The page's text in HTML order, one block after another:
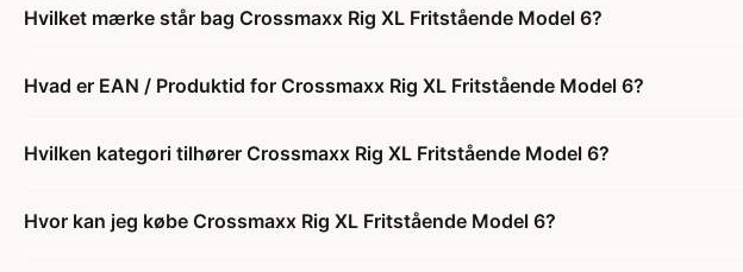
Hvilket mærke står bag Crossmaxx Rig XL Fritstående Model 6?
Hvad er EAN / Produktid for Crossmaxx Rig XL Fritstående Model 6?
Hvilken kategori tilhører Crossmaxx Rig XL Fritstående Model 6?
Hvor kan jeg købe Crossmaxx Rig XL Fritstående Model 6?